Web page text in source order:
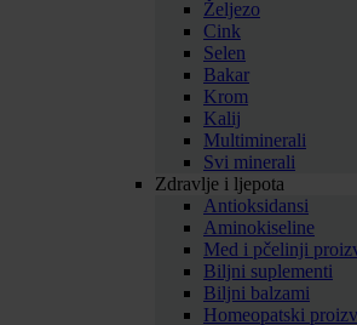
Željezo
Cink
Selen
Bakar
Krom
Kalij
Multiminerali
Svi minerali
Zdravlje i ljepota
Antioksidansi
Aminokiseline
Med i pčelinji
Biljni suplementi
Biljni balzami
Homeopatski